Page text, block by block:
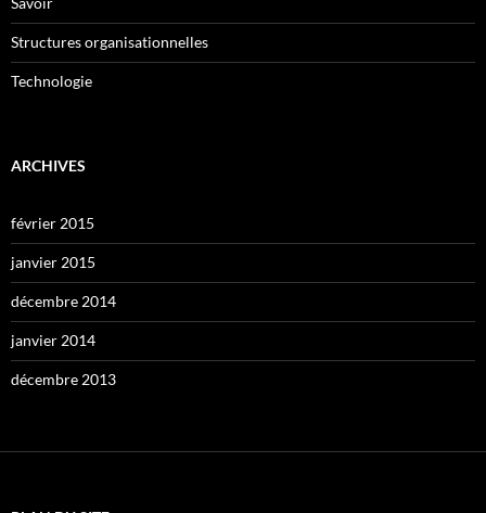
Structures organisationnelles
Technologie
ARCHIVES
février 2015
janvier 2015
décembre 2014
janvier 2014
décembre 2013